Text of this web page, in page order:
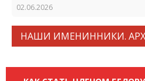
02.06.2026
НАШИ ИМЕНИННИКИ.